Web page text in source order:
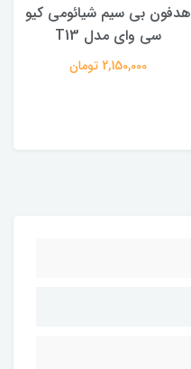
هدفون بی سیم شیائومی کیو
سی وای مدل T13
2,150,000 تومان